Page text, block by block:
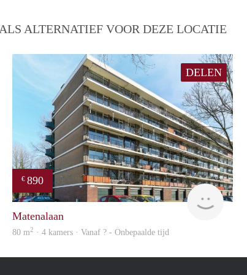
ALS ALTERNATIEF VOOR DEZE LOCATIE
DELEN
€ 890
Woning
Matenalaan
80 m2 · 4 kamers · Vanaf ? - Onbepaalde tijd